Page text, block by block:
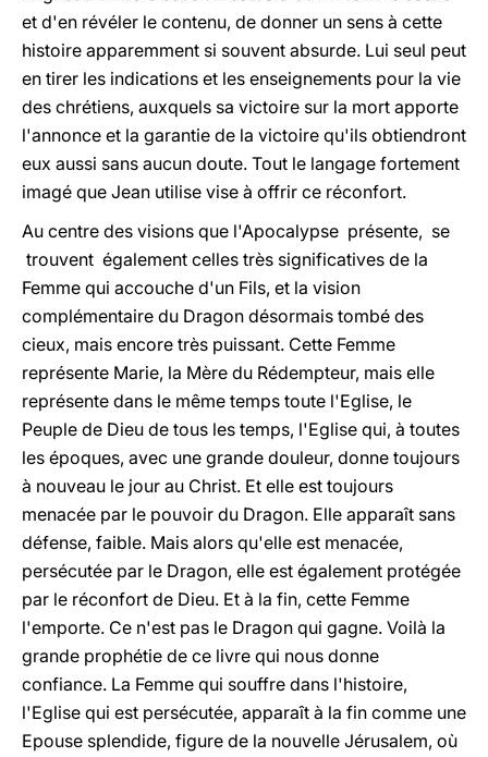
et d'en révéler le contenu, de donner un sens à cette
histoire apparemment si souvent absurde. Lui seul peut
en tirer les indications et les enseignements pour la vie
des chrétiens, auxquels sa victoire sur la mort apporte
l'annonce et la garantie de la victoire qu'ils obtiendront
eux aussi sans aucun doute. Tout le langage fortement
imagé que Jean utilise vise à offrir ce réconfort.
Au centre des visions que l'Apocalypse présente, se
trouvent également celles très significatives de la
Femme qui accouche d'un Fils, et la vision
complémentaire du Dragon désormais tombé des
cieux, mais encore très puissant. Cette Femme
représente Marie, la Mère du Rédempteur, mais elle
représente dans le même temps toute l'Eglise, le
Peuple de Dieu de tous les temps, l'Eglise qui, à toutes
les époques, avec une grande douleur, donne toujours
à nouveau le jour au Christ. Et elle est toujours
menacée par le pouvoir du Dragon. Elle apparaît sans
défense, faible. Mais alors qu'elle est menacée,
persécutée par le Dragon, elle est également protégée
par le réconfort de Dieu. Et à la fin, cette Femme
l'emporte. Ce n'est pas le Dragon qui gagne. Voilà la
grande prophétie de ce livre qui nous donne
confiance. La Femme qui souffre dans l'histoire,
l'Eglise qui est persécutée, apparaît à la fin comme une
Epouse splendide, figure de la nouvelle Jérusalem, où